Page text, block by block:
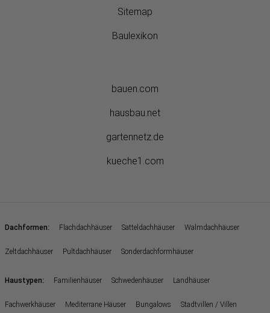
Sitemap
Baulexikon
bauen.com
hausbau.net
gartennetz.de
kueche1.com
Dachformen: Flachdachhäuser Satteldachhäuser Walmdachhäuser
Zeltdachhäuser Pultdachhäuser Sonderdachformhäuser
Haustypen: Familienhäuser Schwedenhäuser Landhäuser
Fachwerkhäuser Mediterrane Häuser Bungalows Stadtvillen / Villen